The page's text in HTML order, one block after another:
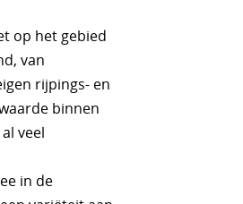
op het gebied
van
rijpings- en
binnen
veel
in de